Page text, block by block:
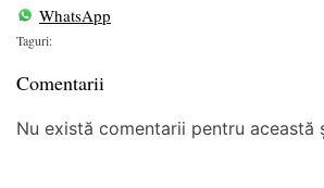
WhatsApp
Taguri:
Comentarii
Nu există comentarii pentru această